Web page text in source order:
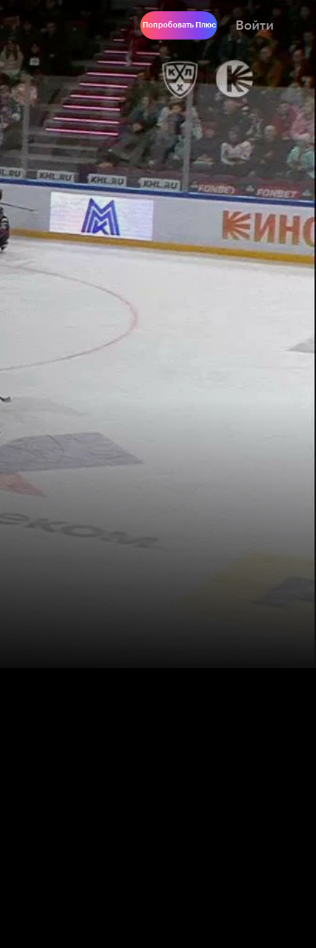
Попробовать Плюс Войти